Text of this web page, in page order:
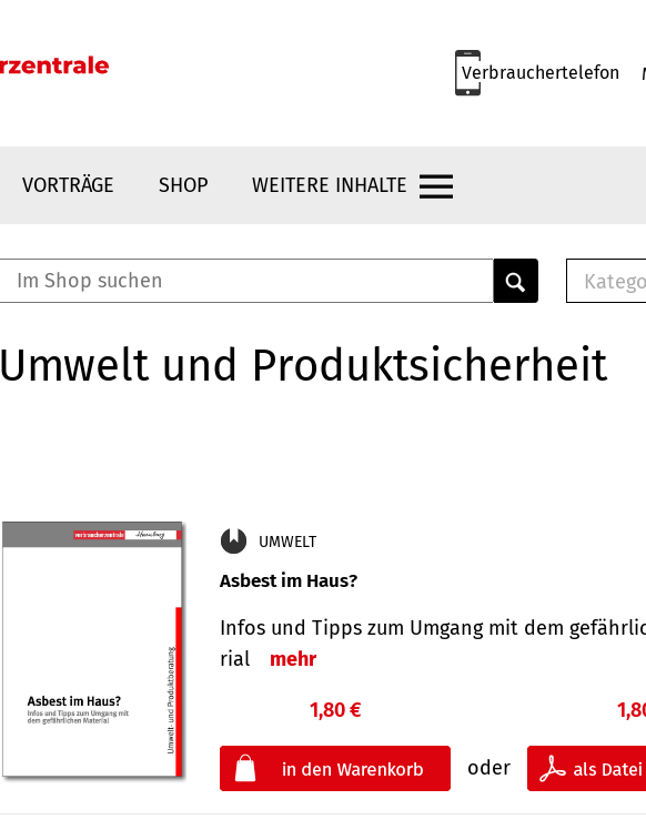
Verbrauchertelefon
VORTRÄGE SHOP WEITERE INHALTE
Umwelt und Produktsicherheit
UMWELT
Asbest im Haus?
Infos und Tipps zum Um­gang mit dem
rial
mehr
1,80 €
oder